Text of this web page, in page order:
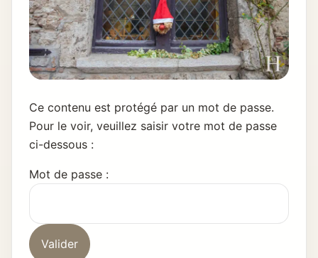
Ce contenu est protégé par un mot de passe.
Pour le voir, veuillez saisir votre mot de passe
ci-dessous :
Mot de passe :